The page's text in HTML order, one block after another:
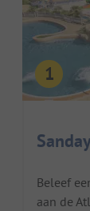
Beleef
aan de